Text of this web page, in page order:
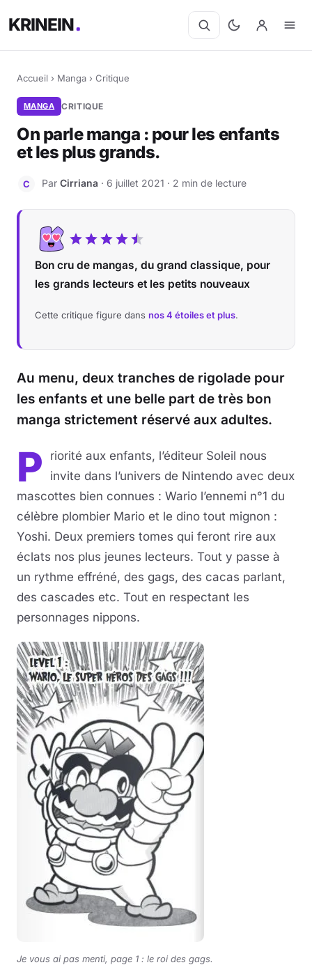
KRINEIN
Accueil › Manga › Critique
MANGA CRITIQUE
On parle manga : pour les enfants
et les plus grands.
C Par Cirriana · 6 juillet 2021 · 2 min de lecture
Bon cru de mangas, du grand classique, pour
les grands lecteurs et les petits nouveaux
Cette critique figure dans nos 4 étoiles et plus.
Au menu, deux tranches de rigolade pour
les enfants et une belle part de très bon
manga strictement réservé aux adultes.
P
riorité aux enfants, l’éditeur Soleil nous
invite dans l’univers de Nintendo avec deux
mascottes bien connues : Wario l’ennemi n°1 du
célèbre plombier Mario et le dino tout mignon :
Yoshi. Deux premiers tomes qui feront rire aux
éclats nos plus jeunes lecteurs. Tout y passe à
un rythme effréné, des gags, des cacas parlant,
des cascades etc. Tout en respectant les
personnages nippons.
Je vous ai pas menti, page 1 : le roi des gags.